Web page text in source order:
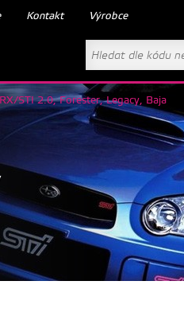
Kontakt Výrobce
STI 2.0, Forester, Legacy, Baja